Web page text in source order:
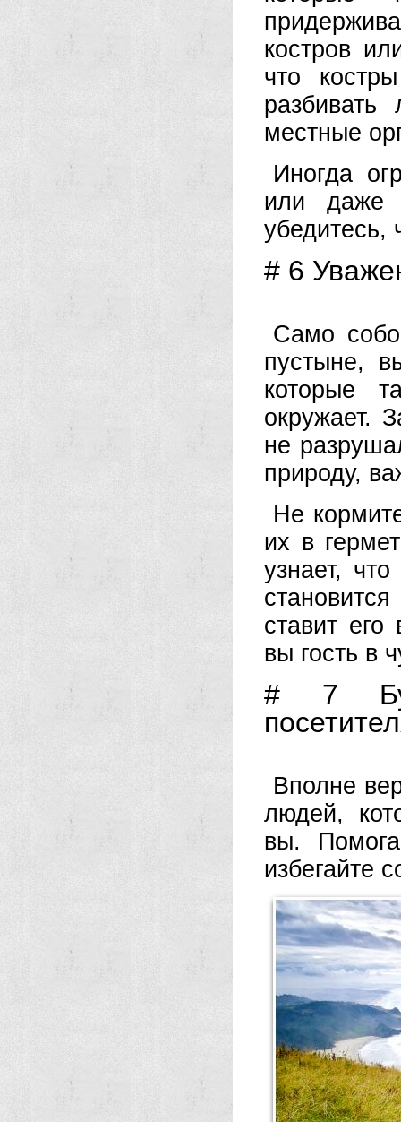
костров
что
местные
Иногда
или даже
убедитесь,
# 6
Само
пустыне,
которые
окружает.
не
природу,
Не
их в
узнает,
ставит его
вы гость в
# 7
Вполне
людей,
вы.
избегайте